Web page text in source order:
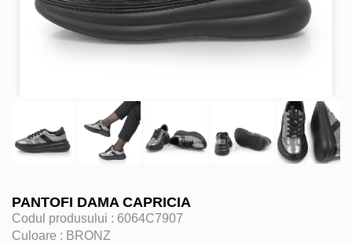
PANTOFI DAMA CAPRICIA
Codul produsului : 6064C7907
Culoare : BRONZ